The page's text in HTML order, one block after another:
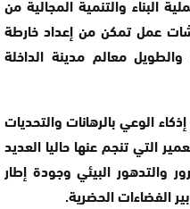
عمل تمكن من إعداد خارطة
معالم مدينة الداخلة
الوعي بالرهانات والتحديات
التي تنجم عنها حاليا العديد
والتدهور البيئي وجودة إطار
الفضاءات الحضرية.